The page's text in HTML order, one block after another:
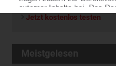
Jetzt kostenlos testen
Meistgelesen